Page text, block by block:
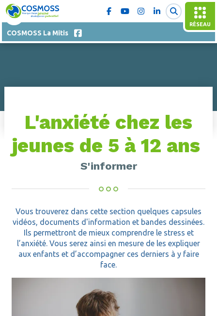
RÉSEAU
COSMOSS La Mitis
L'anxiété chez les
jeunes de 5 à 12 ans
S'informer
Vous trouverez dans cette section quelques capsules
vidéos, documents d'information et bandes dessinées.
Ils permettront de mieux comprendre le stress et
l’anxiété. Vous serez ainsi en mesure de les expliquer
aux enfants et d’accompagner ces derniers à y faire
face.